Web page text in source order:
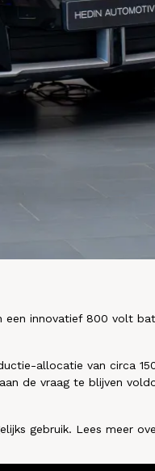
een innovatief 800 volt
allocatie van circa
de vraag te blijven
gebruik. Lees meer